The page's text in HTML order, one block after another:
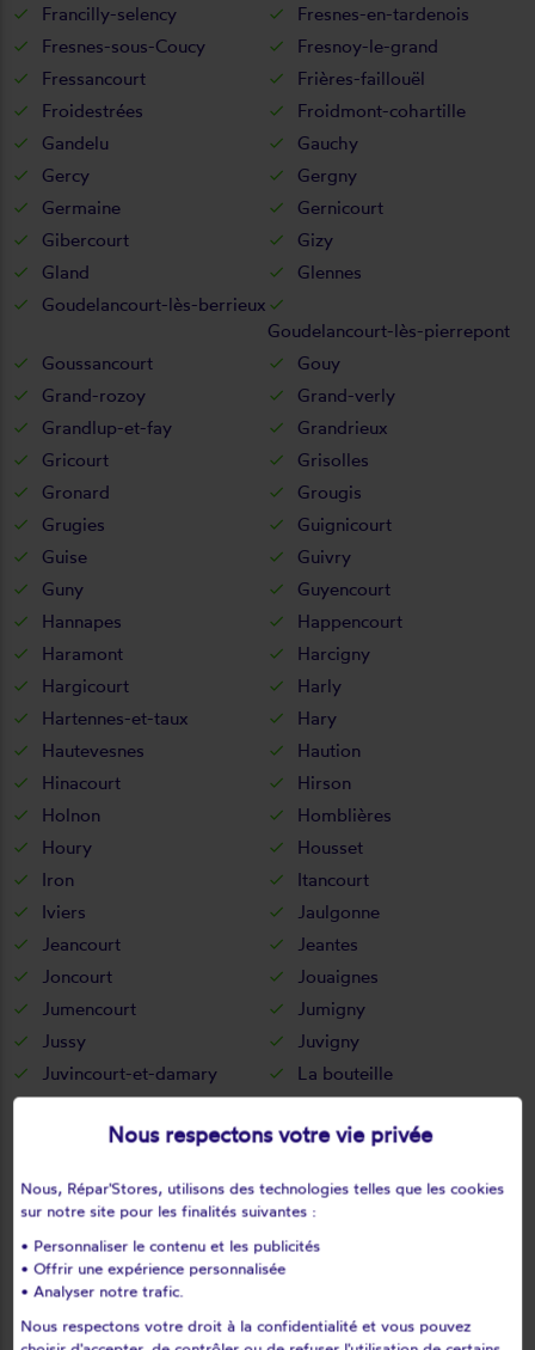
Francilly-selency
Fresnes-en-tardenois
Fresnes-sous-Coucy
Fresnoy-le-grand
Fressancourt
Frières-faillouël
Froidestrées
Froidmont-cohartille
Gandelu
Gauchy
Gercy
Gergny
Germaine
Gernicourt
Gibercourt
Gizy
Gland
Glennes
Goudelancourt-lès-berrieux
Goudelancourt-lès-pierrepont
Goussancourt
Gouy
Grand-rozoy
Grand-verly
Grandlup-et-fay
Grandrieux
Gricourt
Grisolles
Gronard
Grougis
Grugies
Guignicourt
Guise
Guivry
Guny
Guyencourt
Hannapes
Happencourt
Haramont
Harcigny
Hargicourt
Harly
Hartennes-et-taux
Hary
Hautevesnes
Haution
Hinacourt
Hirson
Holnon
Homblières
Houry
Housset
Iron
Itancourt
Iviers
Jaulgonne
Jeancourt
Jeantes
Joncourt
Jouaignes
Jumencourt
Jumigny
Jussy
Juvigny
Juvincourt-et-damary
La bouteille
La capelle
La celle-sous-montmirail
La chapelle-monthodon
La chapelle-sur-chézy
La ferté-chevresis
La ferté-milon
La hérie
La malmaison
La neuville-bosmont
La neuville-housset
La vallée-au-blé
La vallée-mulâtre
Nous respectons votre vie privée
Nous, Répar'Stores, utilisons des technologies telles que les cookies
sur notre site pour les finalités suivantes :
• Personnaliser le contenu et les publicités
• Offrir une expérience personnalisée
• Analyser notre trafic.
Nous respectons votre droit à la confidentialité et vous pouvez